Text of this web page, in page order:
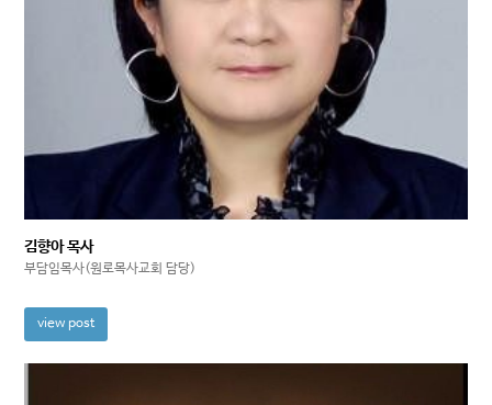
김향아 목사
부담임목사(원로목사교회 담당)
view post